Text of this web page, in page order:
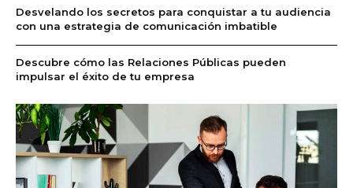
Desvelando los secretos para conquistar a tu audiencia
con una estrategia de comunicación imbatible
Descubre cómo las Relaciones Públicas pueden
impulsar el éxito de tu empresa